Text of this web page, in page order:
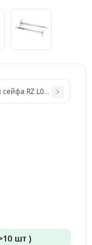
кодовая клавиатура
RZ L07-09-2T (2кл)
шт )